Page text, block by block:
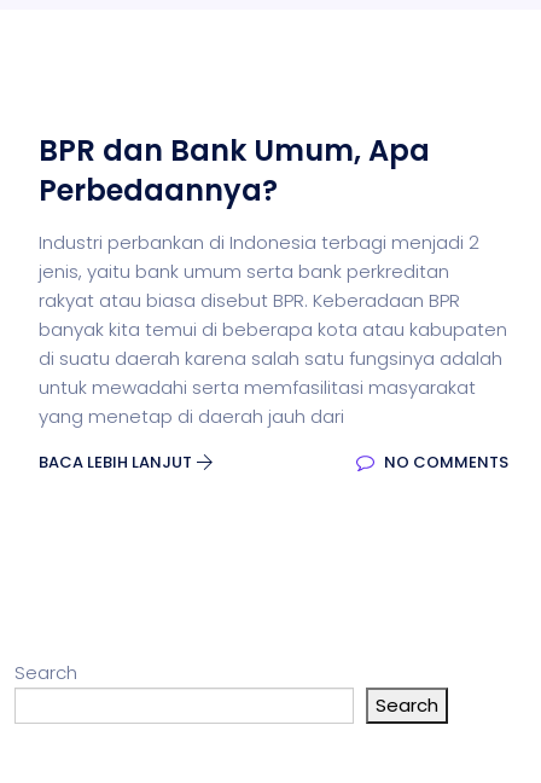
BPR dan Bank Umum, Apa
Perbedaannya?
Industri perbankan di Indonesia terbagi menjadi 2
jenis, yaitu bank umum serta bank perkreditan
rakyat atau biasa disebut BPR. Keberadaan BPR
banyak kita temui di beberapa kota atau kabupaten
di suatu daerah karena salah satu fungsinya adalah
untuk mewadahi serta memfasilitasi masyarakat
yang menetap di daerah jauh dari
BACA LEBIH LANJUT NO COMMENTS
Search
Search